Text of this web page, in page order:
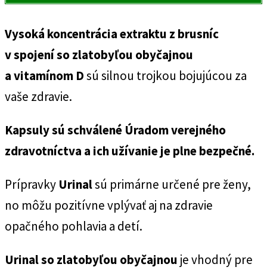
Vysoká koncentrácia extraktu z brusníc
v spojení so zlatobyľou obyčajnou
a vitamínom Dsú silnou trojkou bojujúcou za
vaše zdravie.
Kapsuly sú schválené Úradom verejného
zdravotníctva a ich užívanie je plne bezpečné.
Prípravky Urinalsú primárne určené pre ženy,
no môžu pozitívne vplývať aj na zdravie
opačného pohlavia a detí.
Urinal so zlatobyľou obyčajnou je vhodný pre